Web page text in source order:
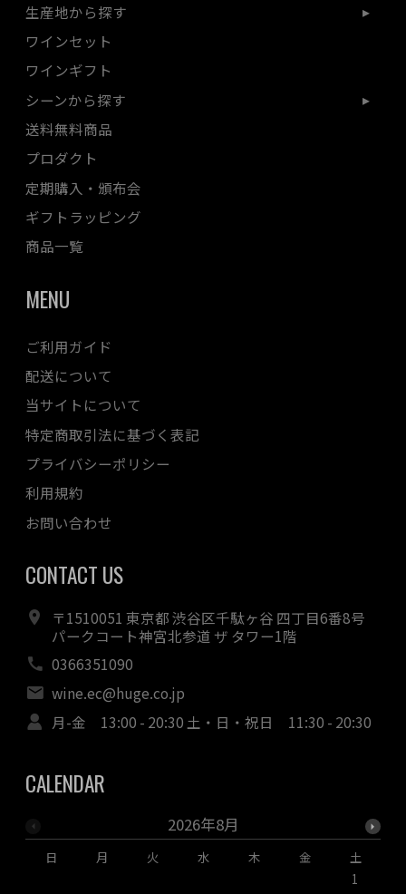
生産地から探す
ワインセット
ワインギフト
シーンから探す
送料無料商品
プロダクト
定期購入・頒布会
ギフトラッピング
商品一覧
MENU
ご利用ガイド
配送について
当サイトについて
特定商取引法に基づく表記
プライバシーポリシー
利用規約
お問い合わせ
CONTACT US
〒1510051 東京都 渋谷区千駄ヶ谷 四丁目6番8号
パークコート神宮北参道 ザ タワー1階
0366351090
wine.ec@huge.co.jp
月-金 13:00 - 20:30 土・日・祝日 11:30 - 20:30
CALENDAR
2026年8月
日 月 火 水 木 金
土
1